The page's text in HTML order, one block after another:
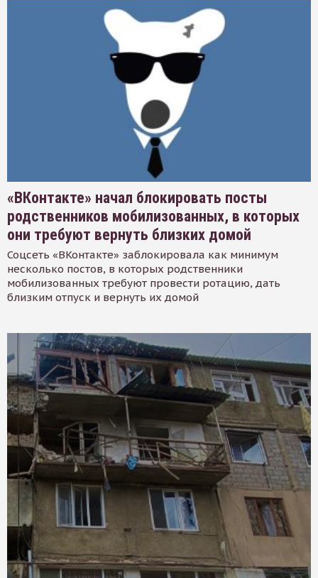
«ВКонтакте» начал блокировать посты
родственников мобилизованных, в которых
они требуют вернуть близких домой
Соцсеть «ВКонтакте» заблокировала как минимум
несколько постов, в которых родственники
мобилизованных требуют провести ротацию, дать
близким отпуск и вернуть их домой